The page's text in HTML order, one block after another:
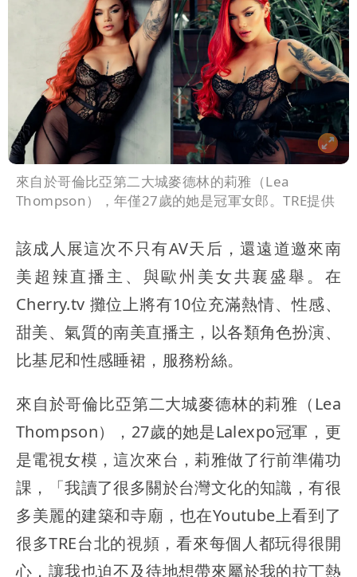
來自於哥倫比亞第二大城麥德林的莉雅（Lea
Thompson），年僅27歲的她是冠軍女郎。TRE提供
該成人展這次不只有AV天后，還遠道邀來南
美超辣直播主、與歐州美女共襄盛舉。在
Cherry.tv 攤位上將有10位充滿熱情、性感、
甜美、氣質的南美直播主，以各類角色扮演、
比基尼和性感睡裙，服務粉絲。
來自於哥倫比亞第二大城麥德林的莉雅（Lea
Thompson），27歲的她是Lalexpo冠軍，更
是電視女模，這次來台，莉雅做了行前準備功
課，「我讀了很多關於台灣文化的知識，有很
多美麗的建築和寺廟，也在Youtube上看到了
很多TRE台北的視頻，看來每個人都玩得很開
心，讓我也迫不及待地想帶來屬於我的拉丁熱